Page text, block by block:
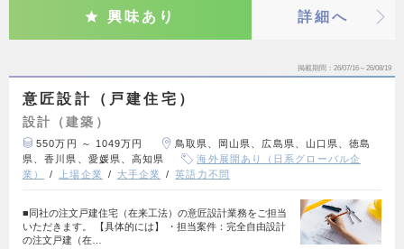
興味あり 詳細へ
掲載期間 26/07/16～26/08/19
意匠設計（戸建住宅）
設計（建築）
550万円 ～ 1049万円
鳥取県、岡山県、広島県、山口県、徳島
県、香川県、愛媛県、高知県
海外展開あり（日系グローバル企
業）
上場企業 大手企業 英語力不問
■同社の注文戸建住宅（在来工法）の意匠設計業務をご担当
いただきます。 【具体的には】 ・担当案件：完全自由設計
の注文戸建（在…